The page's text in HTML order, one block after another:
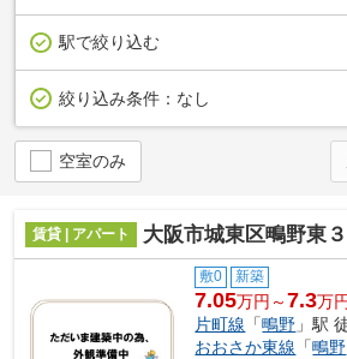
駅で絞り込む
絞り込み条件： なし
空室のみ
賃貸 | アパート 大阪市城東区鴫野東３
敷0 新築
7.05万円～7.3万円
片町線 「鴫野 」駅
おおさか東線 「鴫野